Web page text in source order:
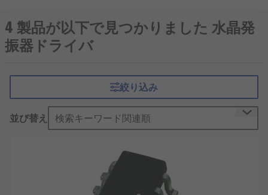
4 製品が以下で見つかりました 水晶発
振器ドライバ
絞り込み
並び替え 検索キーワード関連順